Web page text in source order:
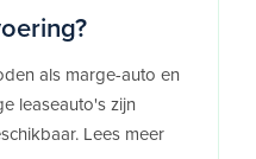
als marge-auto en
leaseauto's zijn
Lees meer